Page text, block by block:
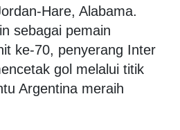
Hare, Alabama.
sebagai pemain
ke-70, penyerang Inter
gol melalui titik
Argentina meraih